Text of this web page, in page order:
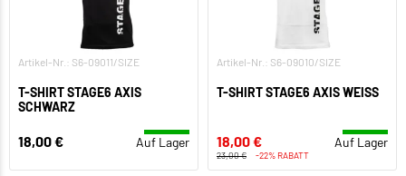
Artikel-Nr.: S6-09011/SIZE
T-SHIRT STAGE6 AXIS
SCHWARZ
18,00 € Auf Lager
Artikel-Nr.: S6-09010/SIZE
T-SHIRT STAGE6 AXIS WEISS
18,00 € Auf Lager
23,00 € -22% RABATT